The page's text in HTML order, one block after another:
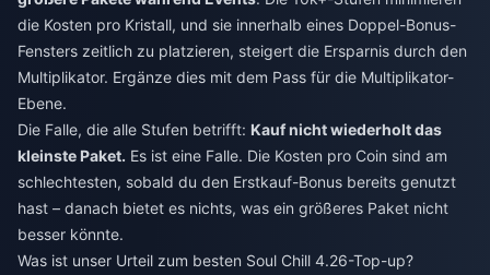
die Kosten pro Kristall, und sie innerhalb eines Doppel-Bonus-
Fensters zeitlich zu platzieren, steigert die Ersparnis durch den
Multiplikator. Ergänze dies mit dem Pass für die Multiplikator-
Ebene.
Die Falle, die alle Stufen betrifft: Kauf nicht wiederholt das
kleinste Paket. Es ist eine Falle. Die Kosten pro Coin sind am
schlechtesten, sobald du den Erstkauf-Bonus bereits genutzt
hast – danach bietet es nichts, was ein größeres Paket nicht
besser könnte.
Was ist unser Urteil zum besten Soul Chill 4.26-Top-up?